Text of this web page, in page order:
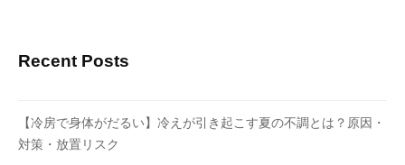
Recent Posts
【冷房で身体がだるい】冷えが引き起こす夏の不調とは？原因・
対策・放置リスク